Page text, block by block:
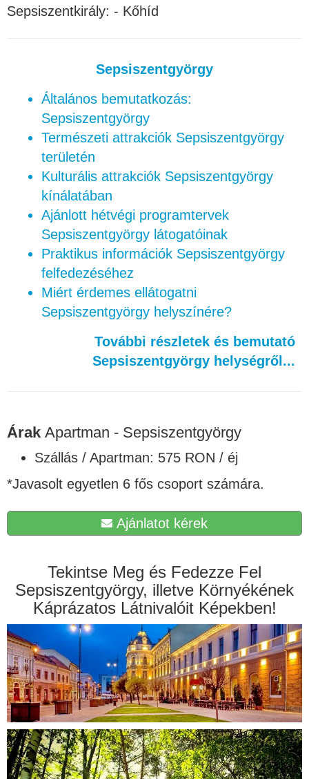
Sepsiszentkirály: - Kőhíd
Sepsiszentgyörgy
Általános bemutatkozás:
Sepsiszentgyörgy
Természeti attrakciók Sepsiszentgyörgy
területén
Kulturális attrakciók Sepsiszentgyörgy
kínálatában
Ajánlott hétvégi programtervek
Sepsiszentgyörgy látogatóinak
Praktikus információk Sepsiszentgyörgy
felfedezéséhez
Miért érdemes ellátogatni
Sepsiszentgyörgy helyszínére?
További részletek és bemutató
Sepsiszentgyörgy helységről...
Árak Apartman - Sepsiszentgyörgy
Szállás / Apartman: 575 RON / éj
*Javasolt egyetlen 6 fős csoport számára.
Ajánlatot kérek
Tekintse Meg és Fedezze Fel
Sepsiszentgyörgy, illetve Környékének
Káprázatos Látnivalóit Képekben!